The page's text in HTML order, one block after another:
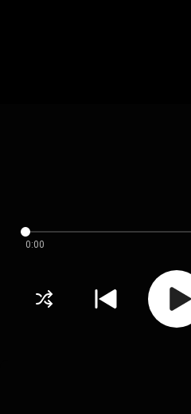
0:00